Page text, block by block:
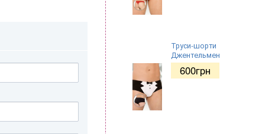
Труси-шорти
Джентельмен
600грн